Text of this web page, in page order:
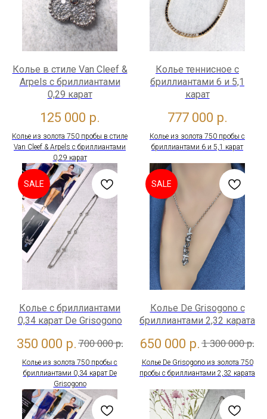
Колье в стиле Van Cleef &
Arpels с бриллиантами
0,29 карат
125 000 р.
Колье из золота 750 пробы в стиле
Van Cleef & Arpels с бриллиантами
0,29 карат
Колье теннисное с
бриллиантами 6 и 5,1
карат
777 000 р.
Колье из золота 750 пробы с
бриллиантами 6 и 5,1 карат
SALE
Колье с бриллиантами
0,34 карат De Grisogono
350 000 р. 700 000 р.
Колье из золота 750 пробы с
бриллиантами 0,34 карат De
Grisogono
SALE
Колье De Grisogono с
бриллиантами 2,32 карата
650 000 р. 1 300 000 р.
Колье De Grisogono из золота 750
пробы с бриллиантами 2,32 карата